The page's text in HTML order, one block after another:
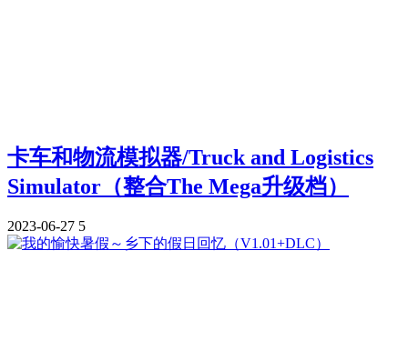
卡车和物流模拟器/Truck and Logistics
Simulator（整合The Mega升级档）
2023-06-27 5